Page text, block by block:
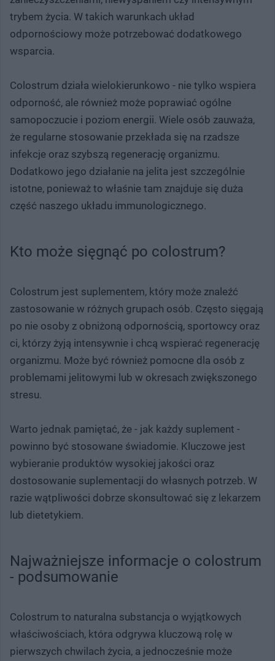
trybem życia. W takich warunkach układ
odpornościowy może potrzebować dodatkowego
wsparcia.
Colostrum działa wielokierunkowo - nie tylko wspiera
odporność, ale również może poprawiać ogólne
samopoczucie i poziom energii. Wiele osób zauważa,
że regularne stosowanie przekłada się na rzadsze
infekcje oraz szybszą regenerację organizmu.
Dodatkowo jego działanie na jelita jest szczególnie
istotne, ponieważ to właśnie tam znajduje się duża
część naszego układu immunologicznego.
Kto może sięgnąć po colostrum?
Colostrum jest suplementem, który może znaleźć
zastosowanie w różnych grupach osób. Często sięgają
po nie osoby z obniżoną odpornością, sportowcy oraz
ci, którzy żyją intensywnie i chcą wspierać regenerację
organizmu. Może być również pomocne dla osób z
problemami jelitowymi lub w okresach zwiększonego
stresu.
Warto jednak pamiętać, że - jak każdy suplement -
powinno być stosowane świadomie. Kluczowe jest
wybieranie produktów wysokiej jakości oraz
dostosowanie suplementacji do własnych potrzeb. W
razie wątpliwości dobrze skonsultować się z lekarzem
lub dietetykiem.
Najważniejsze informacje o colostrum
- podsumowanie
Colostrum to naturalna substancja o wyjątkowych
właściwościach, która odgrywa kluczową rolę w
pierwszych chwilach życia, a jednocześnie może